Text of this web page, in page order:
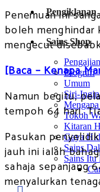
Pengiklanan
Sains Shop
Biografi
Umum
Siri-
Tokoh
Kitaran
Gaya
Sains
Sains Itu
Penemuan ini
boleh menghindar
mengecut
[Baca – Kenapa
Namun begitu,
tempoh 64 hari.
Pasukan
jauh ini ialah
sahaja sepanjang
menyalurkan